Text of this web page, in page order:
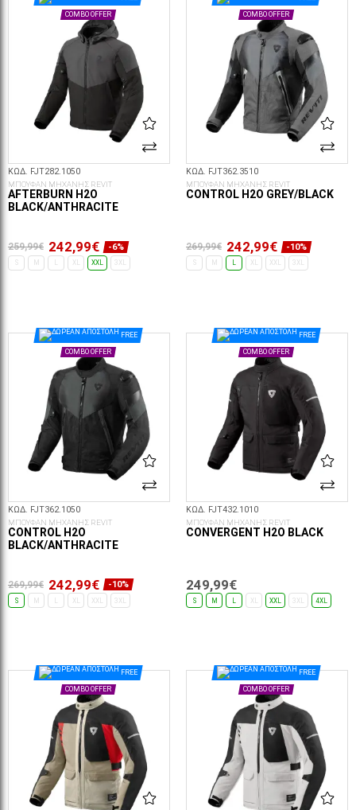
COMBO OFFER
ΚΩΔ. FJT282.1050
ΜΠΟΥΦΑΝ ΜΗΧΑΝΗΣ REVIT
AFTERBURN H2O
BLACK/ANTHRACITE
259,99€ 242,99€ -6%
S XL XXL 3XL
COMBO OFFER
ΚΩΔ. FJT362.3510
ΜΠΟΥΦΑΝ ΜΗΧΑΝΗΣ REVIT
CONTROL H2O GREY/BLACK
269,99€ 242,99€ -10%
S L XL XXL 3XL
FREE
COMBO OFFER
ΚΩΔ. FJT362.1050
ΜΠΟΥΦΑΝ ΜΗΧΑΝΗΣ REVIT
CONTROL H2O
BLACK/ANTHRACITE
269,99€ 242,99€ -10%
S XL XXL 3XL
FREE
COMBO OFFER
ΚΩΔ. FJT432.1010
ΜΠΟΥΦΑΝ ΜΗΧΑΝΗΣ REVIT
CONVERGENT H2O BLACK
249,99€
S M XL XXL 3XL 4XL
FREE
COMBO OFFER
FREE
COMBO OFFER